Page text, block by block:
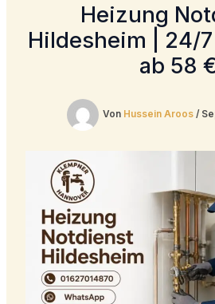
Heizung
Hildesheim | 24/
ab 58
Von Hussein Aroos /